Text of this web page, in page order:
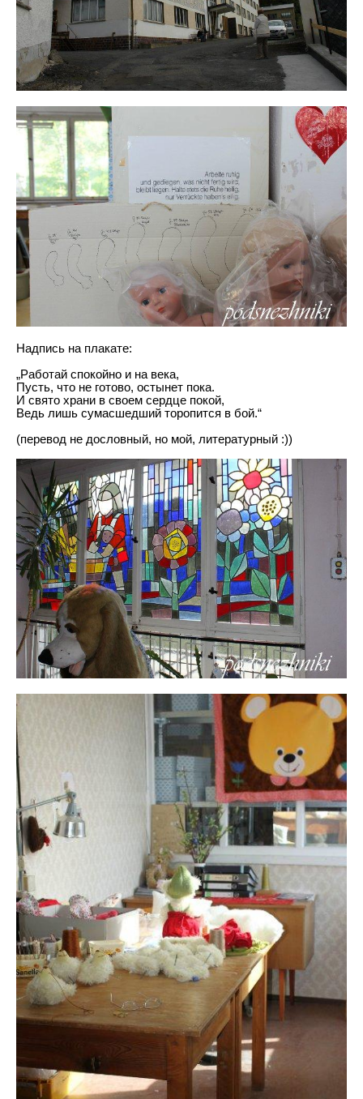
Надпись на плакате:
„Работай спокойно и на века,
Пусть, что не готово, остынет пока.
И свято храни в своем сердце покой,
Ведь лишь сумасшедший торопится в бой.“
(перевод не дословный, но мой, литературный :))